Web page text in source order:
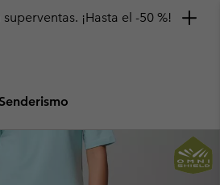
¡Hasta el -50 %!